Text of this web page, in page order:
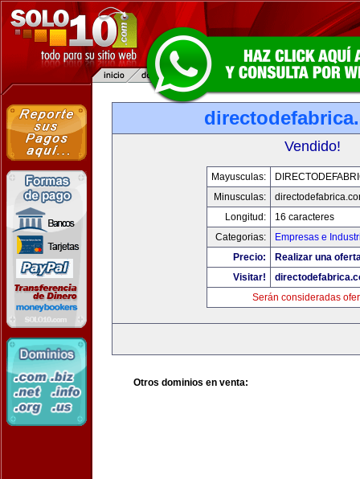
Vendido!
Mayusculas:
Minusculas:
Longitud:
16 caracteres
Categorias:
Empresas e
Precio:
Realizar una
Visitar!
Serán consideradas
Otros dominios en venta: